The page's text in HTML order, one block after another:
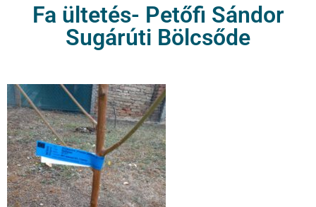
Fa ültetés- Petőfi Sándor
Sugárúti Bölcsőde